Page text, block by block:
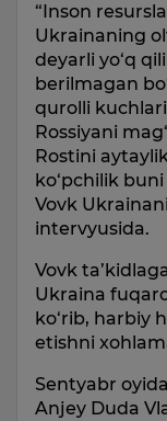
“Inson
Ukrainaning
deyarli yo‘q
berilmagan
qurolli
Rossiyani
Rostini
ko‘pchilik
Vovk
intervyusida.
Vovk
Ukraina
ko‘rib, harbiy
etishni
Sentyabr
Anjey Duda